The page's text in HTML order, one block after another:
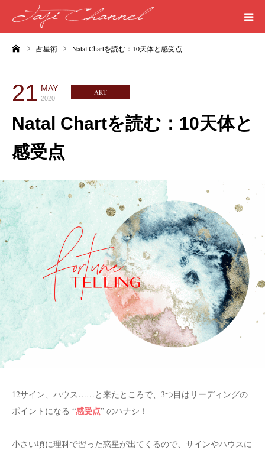
占星術 Natal Chartを読む：10天体と感受点
21 MAY
2020
ART
Natal Chartを読む：10天体と
感受点
12サイン、ハウス……と来たところで、3つ目はリーディングの
ポイントになる “感受点” のハナシ！
小さい頃に理科で習った惑星が出てくるので、サインやハウスに
HOME
PROFILE
MEDICAL
SEASIDE
WORDS
LIFE